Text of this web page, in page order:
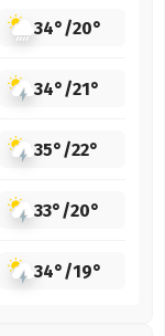
34°/20°
34°/21°
35°/22°
33°/20°
34°/19°